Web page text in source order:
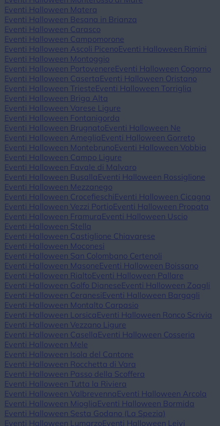
Eventi Halloween Matera
Eventi Halloween Besana in Brianza
Eventi Halloween Carasco
Eventi Halloween Campomorone
Eventi Halloween Ascoli PicenoEventi Halloween Rimini
Eventi Halloween Montoggio
Eventi Halloween PortovenereEventi Halloween Cogorno
Eventi Halloween Caserta Eventi Halloween Oristano
Eventi Halloween TriesteEventi Halloween Torriglia
Eventi Halloween Briga Alta
Eventi Halloween Varese Ligure
Eventi Halloween Fontanigorda
Eventi Halloween BrugnatoEventi Halloween Ne
Eventi Halloween Ameglia Eventi Halloween Gorreto
Eventi Halloween MontebrunoEventi Halloween Vobbia
Eventi Halloween Campo Ligure
Eventi Halloween Favale di Malvaro
Eventi Halloween Busalla Eventi Halloween Rossiglione
Eventi Halloween Mezzanego
Eventi Halloween CrocefieschiEventi Halloween Cicagna
Eventi Halloween Vezzi PortioEventi Halloween Propata
Eventi Halloween Framura Eventi Halloween Uscio
Eventi Halloween Stella
Eventi Halloween Castiglione Chiavarese
Eventi Halloween Moconesi
Eventi Halloween San Colombano Certenoli
Eventi Halloween MasoneEventi Halloween Boissano
Eventi Halloween RialtoEventi Halloween Pallare
Eventi Halloween Golfo DianeseEventi Halloween Zoagli
Eventi Halloween CeranesiEventi Halloween Bargagli
Eventi Halloween Montalto Carpasio
Eventi Halloween Lorsica Eventi Halloween Ronco Scrivia
Eventi Halloween Vezzano Ligure
Eventi Halloween Casella Eventi Halloween Cosseria
Eventi Halloween Mele
Eventi Halloween Isola del Cantone
Eventi Halloween Rocchetta di Vara
Eventi Halloween Passo della Scoffera
Eventi Halloween Tutta la Riviera
Eventi Halloween Valbrevenna Eventi Halloween Arcola
Eventi Halloween Mioglia Eventi Halloween Bormida
Eventi Halloween Sesta Godano (La Spezia)
Eventi Halloween LumarzoEventi Halloween Leivi